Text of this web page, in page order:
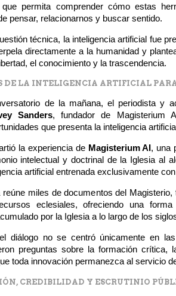
que permita comprender cómo estas
pensar, relacionarnos y buscar sentido.
técnica, la inteligencia artificial fue
directamente a la humanidad y
el conocimiento y la trascendencia.
DE LA INTELIGENCIA ARTIFICIAL
de la mañana, el periodista y
Sanders, fundador de Magisterium
que presenta la inteligencia
la experiencia de Magisterium AI , una
intelectual y doctrinal de la Iglesia al
artificial entrenada exclusivamente
reúne miles de documentos del
eclesiales, ofreciendo una
por la Iglesia a lo largo de los
diálogo no se centró únicamente en las
preguntas sobre la formación crítica,
toda innovación permanezca al servicio
CREDIBILIDAD Y ESCRUTINIO